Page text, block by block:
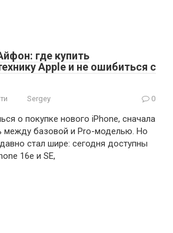
где купить
Apple и не ошибиться с
Sergey 0
о покупке нового iPhone, сначала
базовой и Pro-моделью. Но
стал шире: сегодня доступны
16e и SE,